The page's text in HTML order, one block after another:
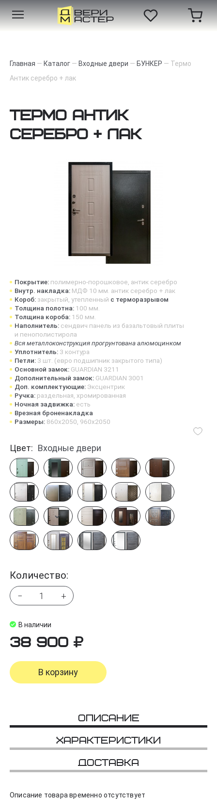
Главная — Каталог — Входные двери — БУНКЕР — Термо
Антик серебро + лак
Термо Антик
серебро + лак
Покрытие: полимерно-порошковое, антик серебро
Внутр. накладка: МДФ 10 мм. антик серебро + лак
Короб: закрытый, утепленный с терморазрывом
Толщина полотна: 100 мм.
Толщина короба: 150 мм.
Наполнитель: сендвич панель из базальтовый плиты
и пенополистирола
Вся металлоконструкция прогрунтована алюмоцинком
Уплотнитель: 3 контура
Петли: 3 шт. (евро подшипник закрытого типа)
Основной замок: GUARDIAN 3211
Дополнительный замок: GUARDIAN 3001
Доп. комплектующие: Эксцентрик
Ручка: раздельная, хромированная
Ночная задвижка: есть
Врезная броненакладка
Размеры: 860х2050, 960х2050
Цвет: Входные двери
Количество:
− +
В наличии
38 900
В корзину
Описание
Характеристики
Доставка
Описание товара временно отсутствует